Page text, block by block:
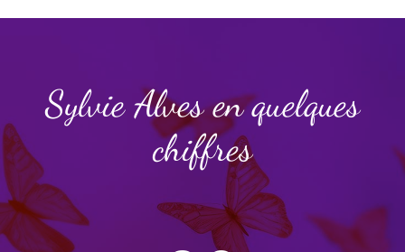
Sylvie Alves en quelques
chiffres